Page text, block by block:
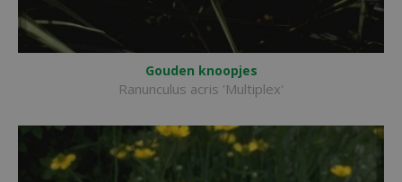
Gouden knoopjes
Ranunculus acris 'Multiplex'